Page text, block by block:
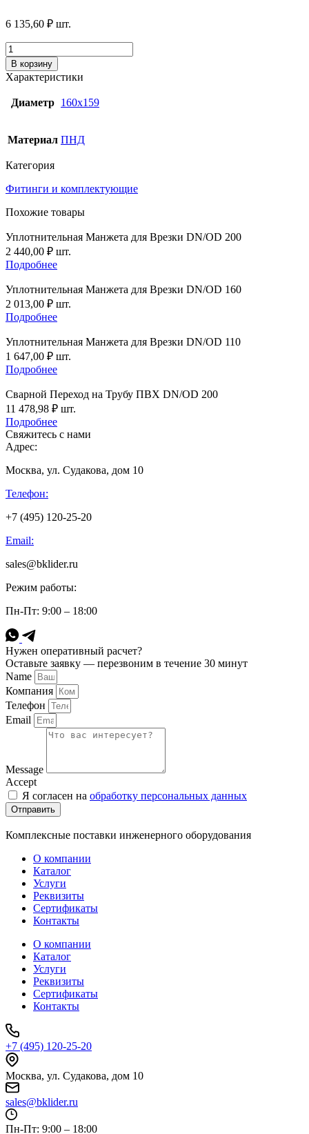
6 135,60 ₽ шт.
Количество
товара
Переход
ПЭ/
Сталь
(газ)
SDR11
В корзину
Характеристики
Диаметр 160х159
Материал ПНД
Категория
Фитинги и комплектующие
Похожие товары
Уплотнительная Манжета для Врезки DN/OD 200
2 440,00 ₽ шт.
Подробнее
Уплотнительная Манжета для Врезки DN/OD 160
2 013,00 ₽ шт.
Подробнее
Уплотнительная Манжета для Врезки DN/OD 110
1 647,00 ₽ шт.
Подробнее
Сварной Переход на Трубу ПВХ DN/OD 200
11 478,98 ₽ шт.
Подробнее
Свяжитесь с нами
Адрес:
Москва, ул. Судакова, дом 10
Телефон:
+7 (495) 120-25-20
Email:
sales@bklider.ru
Режим работы:
Пн-Пт: 9:00 – 18:00
Нужен оперативный расчет?
Оставьте заявку — перезвоним в течение 30 минут
Name
Компания
Телефон
Email
Message
Accept
Я согласен на обработку персональных данных
Отправить
Комплексные поставки инженерного оборудования
О компании
Каталог
Услуги
Реквизиты
Сертификаты
Контакты
О компании
Каталог
Услуги
Реквизиты
Сертификаты
Контакты
+7 (495) 120-25-20
Москва, ул. Судакова, дом 10
sales@bklider.ru
Пн-Пт: 9:00 – 18:00